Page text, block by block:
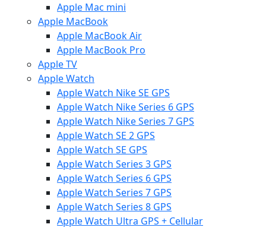
Apple Mac mini
Apple MacBook
Apple MacBook Air
Apple MacBook Pro
Apple TV
Apple Watch
Apple Watch Nike SE GPS
Apple Watch Nike Series 6 GPS
Apple Watch Nike Series 7 GPS
Apple Watch SE 2 GPS
Apple Watch SE GPS
Apple Watch Series 3 GPS
Apple Watch Series 6 GPS
Apple Watch Series 7 GPS
Apple Watch Series 8 GPS
Apple Watch Ultra GPS + Cellular